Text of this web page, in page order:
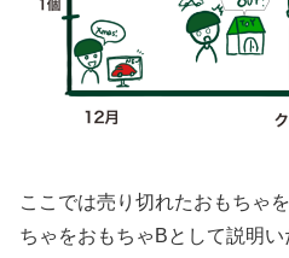
ここでは売り切れたおもちゃ
ちゃをおもちゃBとして説明い